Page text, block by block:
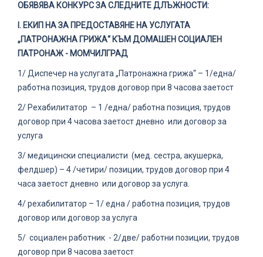
ОБЯВЯВА КОНКУРС ЗА СЛЕДНИТЕ ДЛЪЖНОСТИ:
І. ЕКИП НА ЗА ПРЕДОСТАВЯНЕ НА УСЛУГАТА
„ПАТРОНАЖНА ГРИЖА“ КЪМ ДОМАШЕН СОЦИАЛЕН
ПАТРОНАЖ - МОМЧИЛГРАД
1/ Диспечер на услугата „Патронажна грижа“ – 1/една/
работна позиция, трудов договор при 8 часова заетост
2/ Рехабилитатор – 1 /една/ работна позиция, трудов
договор при 4 часова заетост дневно или договор за
услуга
3/ медицински специалисти (мед. сестра, акушерка,
фелдшер) – 4 /четири/ позиции, трудов договор при 4
часа заетост дневно или договор за услуга.
4/ рехабилитатор – 1/ една / работна позиция, трудов
договор или договор за услуга
5/ социален работник - 2/две/ работни позиции, трудов
договор при 8 часова заетост